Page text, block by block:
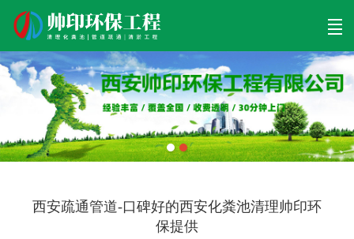
首页 清理工程 清淤工程 污泥工程 清淤检测
西安疏通管道-口碑好的西安化粪池清理帅印环
保提供